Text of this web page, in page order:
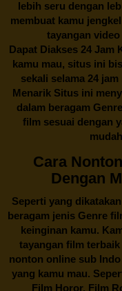
lebih seru dengan
membuat kamu
tayangan
Dapat Diakses 24 Jam
kamu mau, situs ini
sekali selama 24
Menarik Situs ini
dalam beragam
film sesuai dengan
Cara
Dengan
Seperti yang
beragam jenis Genre
keinginan kamu.
tayangan film
nonton online sub
yang kamu mau.
Film Horor, Film